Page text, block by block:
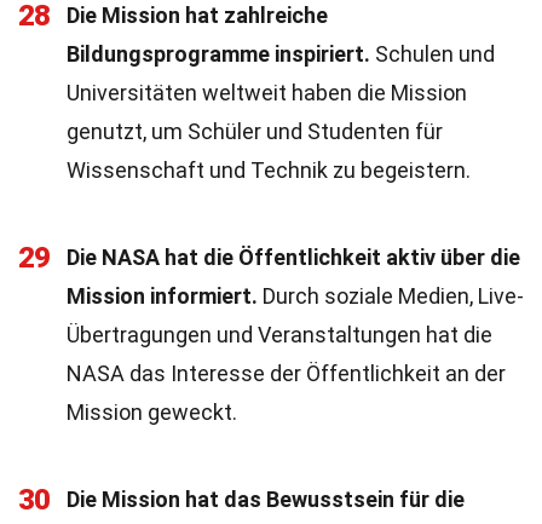
28
Die Mission hat zahlreiche
Bildungsprogramme inspiriert. Schulen und
Universitäten weltweit haben die Mission
genutzt, um Schüler und Studenten für
Wissenschaft und Technik zu begeistern.
29
Die NASA hat die Öffentlichkeit aktiv über die
Mission informiert. Durch soziale Medien, Live-
Übertragungen und Veranstaltungen hat die
NASA das Interesse der Öffentlichkeit an der
Mission geweckt.
30
Die Mission hat das Bewusstsein für die